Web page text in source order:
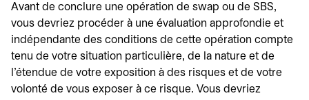
Avant de conclure une opération de swap ou de SBS,
vous devriez procéder à une évaluation approfondie et
indépendante des conditions de cette opération compte
tenu de votre situation particulière, de la nature et de
l'étendue de votre exposition à des risques et de votre
volonté de vous exposer à ce risque. Vous devriez